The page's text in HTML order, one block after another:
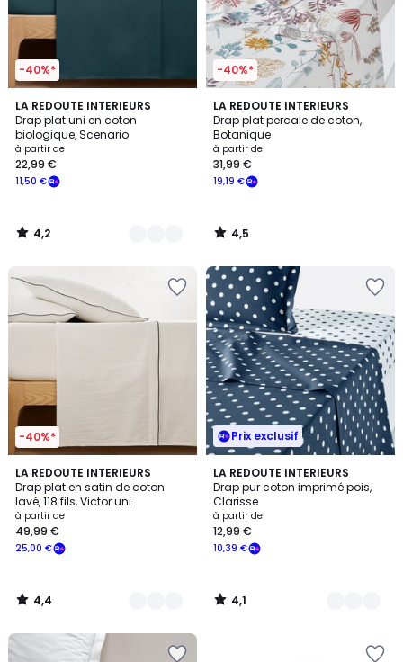
-40%*
LA REDOUTE INTERIEURS
Drap plat uni en coton
biologique, Scenario
à partir de
11,50 €
22,99 €
4,2
/ 5
8
Couleurs
4,2
/
-40%*
LA REDOUTE INTERIEURS
Drap plat percale de coton,
Botanique
à partir de
19,19 €
31,99 €
4,5
/ 5
4,5
/
-40%*
LA REDOUTE INTERIEURS
Drap plat en satin de coton
lavé, 118 fils, Victor uni
à partir de
25,00 €
49,99 €
4,4
/ 5
9
Couleurs
4,4
/
Prix exclusif
LA REDOUTE INTERIEURS
Drap pur coton imprimé pois,
Clarisse
à partir de
10,39 €
12,99 €
4,1
/ 5
5
Couleurs
4,1
/